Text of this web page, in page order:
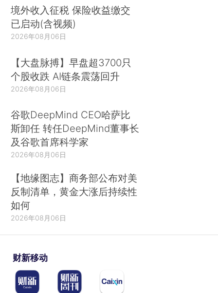
境外收入征税 保险收益缴交
已启动(含视频)
2026年08月06日
【大盘脉搏】早盘超3700只
个股收跌 AI链条震荡回升
2026年08月06日
谷歌DeepMind CEO哈萨比
斯卸任 转任DeepMind董事长
及谷歌首席科学家
2026年08月06日
【地缘图志】商务部公布对美
反制清单，黄金大涨后持续性
如何
2026年08月06日
财新移动